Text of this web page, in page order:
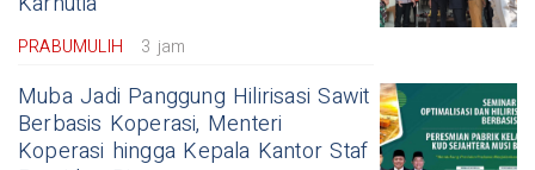
PRABUMULIH 3 jam
Muba Jadi Panggung Hilirisasi Sawit
Berbasis Koperasi, Menteri
Koperasi hingga Kepala Kantor Staf